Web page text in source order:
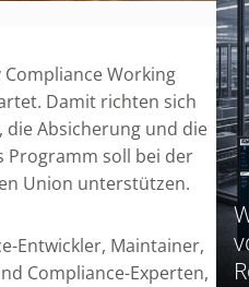
Working
Damit richten sich
die Absicherung und die
Programm soll bei der
Union unterstützen.
Entwickler, Maintainer,
Compliance-Experten,